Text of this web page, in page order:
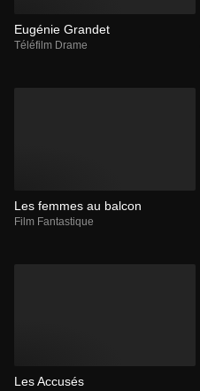
Eugénie Grandet
Téléfilm Drame
Les femmes au balcon
Film Fantastique
Les Accusés